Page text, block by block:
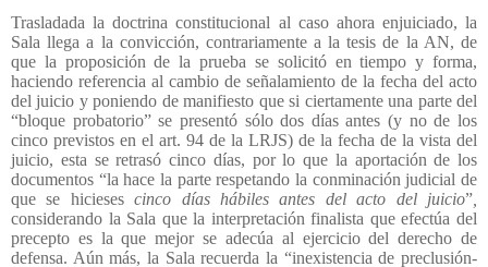
Trasladada la doctrina constitucional al caso ahora enjuiciado, la
Sala llega a la convicción, contrariamente a la tesis de la AN, de
que la proposición de la prueba se solicitó en tiempo y forma,
haciendo referencia al cambio de señalamiento de la fecha del acto
del juicio y poniendo de manifiesto que si ciertamente una parte del
“bloque probatorio” se presentó sólo dos días antes (y no de los
cinco previstos en el art. 94 de la LRJS) de la fecha de la vista del
juicio, esta se retrasó cinco días, por lo que la aportación de los
documentos “la hace la parte respetando la conminación judicial de
que se hiciesescinco días hábiles antes del acto del juicio”
considerando la Sala que la interpretación finalista que efectúa del
precepto es la que mejor se adecúa al ejercicio del derecho de
defensa. Aún más, la Sala recuerda la “inexistencia de preclusión-